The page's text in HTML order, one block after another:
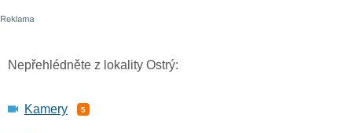
Nepřehlédněte z lokality Ostrý:
Kamery 5